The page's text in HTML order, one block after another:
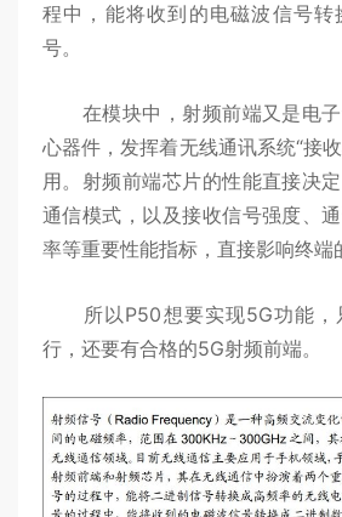
程中，能将收到的电磁波信号转
号。
在模块中，射频前端又是电子
心器件，发挥着无线通讯系统“接
用。射频前端芯片的性能直接决
通信模式，以及接收信号强度、
率等重要性能指标，直接影响终端
所以P50想要实现5G功能，
行，还要有合格的5G射频前端。